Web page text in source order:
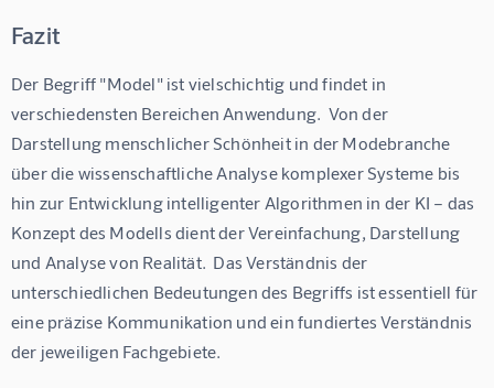
Fazit
Der Begriff "Model" ist vielschichtig und findet in
verschiedensten Bereichen Anwendung.  Von der
Darstellung menschlicher Schönheit in der Modebranche
über die wissenschaftliche Analyse komplexer Systeme bis
hin zur Entwicklung intelligenter Algorithmen in der KI – das
Konzept des Modells dient der Vereinfachung, Darstellung
und Analyse von Realität.  Das Verständnis der
unterschiedlichen Bedeutungen des Begriffs ist essentiell für
eine präzise Kommunikation und ein fundiertes Verständnis
der jeweiligen Fachgebiete.